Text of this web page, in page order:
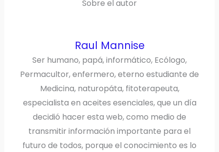
Sobre el autor
Raul Mannise
Ser humano, papá, informático, Ecólogo,
Permacultor, enfermero, eterno estudiante de
Medicina, naturopáta, fitoterapeuta,
especialista en aceites esenciales, que un día
decidió hacer esta web, como medio de
transmitir información importante para el
futuro de todos, porque el conocimiento es lo